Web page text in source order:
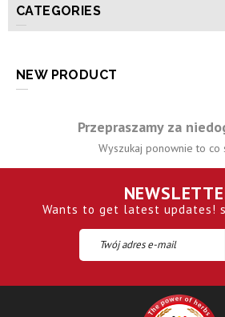
CATEGORIES
NEW PRODUCT
Przepraszamy za
Wyszukaj ponownie to co
Wants to get latest updates!